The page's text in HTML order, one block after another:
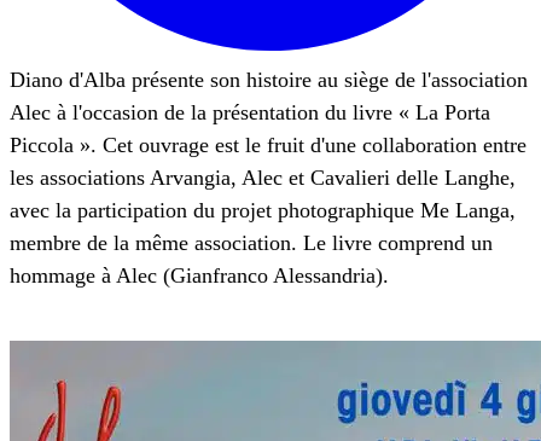
Diano d'Alba présente son histoire au siège de l'association
Alec à l'occasion de la présentation du livre « La Porta
Piccola ». Cet ouvrage est le fruit d'une collaboration entre
les associations Arvangia, Alec et Cavalieri delle Langhe,
avec la participation du projet photographique Me Langa,
membre de la même association. Le livre comprend un
hommage à Alec (Gianfranco Alessandria).